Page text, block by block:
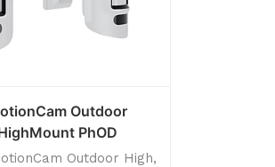
Outdoor
PhOD
Outdoor High,